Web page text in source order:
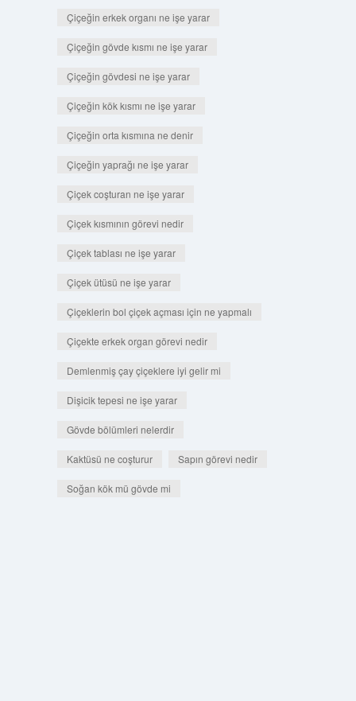
Çiçeğin erkek organı ne işe yarar
Çiçeğin gövde kısmı ne işe yarar
Çiçeğin gövdesi ne işe yarar
Çiçeğin kök kısmı ne işe yarar
Çiçeğin orta kısmına ne denir
Çiçeğin yaprağı ne işe yarar
Çiçek coşturan ne işe yarar
Çiçek kısmının görevi nedir
Çiçek tablası ne işe yarar
Çiçek ütüsü ne işe yarar
Çiçeklerin bol çiçek açması için ne yapmalı
Çiçekte erkek organ görevi nedir
Demlenmiş çay çiçeklere iyi gelir mi
Dişicik tepesi ne işe yarar
Gövde bölümleri nelerdir
Kaktüsü ne coşturur Sapın görevi nedir
Soğan kök mü gövde mi